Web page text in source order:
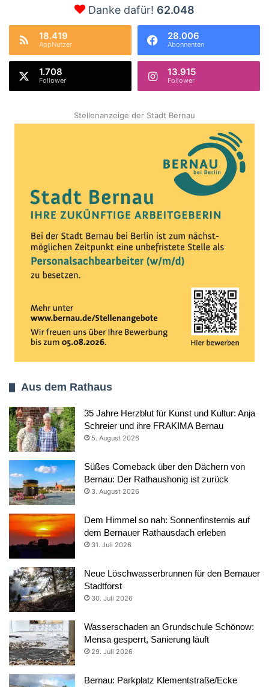
Danke dafür! 62.048
18.419
AppNutzer
28.006
Abonnenten
1.708
Follower
13.915
Follower
Stellenanzeige der Stadt Bernau
Aus dem Rathaus
35 Jahre Herzblut für Kunst und Kultur: Anja
Schreier und ihre FRAKIMA Bernau
5. August 2026
Süßes Comeback über den Dächern von
Bernau: Der Rathaushonig ist zurück
3. August 2026
Dem Himmel so nah: Sonnenfinsternis auf
dem Bernauer Rathausdach erleben
31. Juli 2026
Neue Löschwasserbrunnen für den Bernauer
Stadtforst
30. Juli 2026
Wasserschaden an Grundschule Schönow:
Mensa gesperrt, Sanierung läuft
29. Juli 2026
Bernau: Parkplatz Klementstraße/Ecke